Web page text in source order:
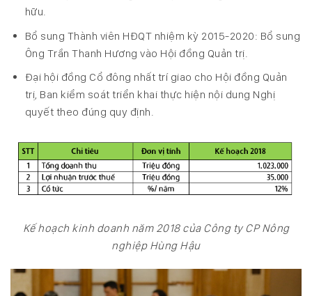
hữu.
Bổ sung Thành viên HĐQT nhiệm kỳ 2015-2020: Bổ sung
Ông Trần Thanh Hương vào Hội đồng Quản trị.
Đại hội đồng Cổ đông nhất trí giao cho Hội đồng Quản
trị, Ban kiểm soát triển khai thực hiện nội dung Nghị
quyết theo đúng quy định.
Kế hoạch kinh doanh năm 2018 của Công ty CP Nông
nghiệp Hùng Hậu